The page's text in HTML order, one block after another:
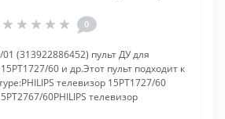
0
01 (313922886452) пульт ДУ для
60 и др.Этот пульт подходит к
телевизор 15PT1727/60
60PHILIPS телевизор